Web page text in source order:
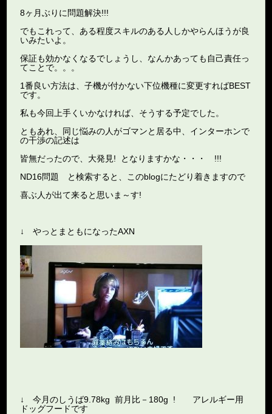
8ヶ月ぶりに問題解決!!!
でもこれって、ある程度スキルのある人しかやらんほうが良
いみたいよ。
保証も効かなくなるでしょうし、なんかあっても自己責任っ
てことで。。。
1番良い方法は、子機が付かない下位機種に変更すればBEST
です。
私も今回上手くいかなければ、そうする予定でした。
ともあれ、同じ悩みの人がゴマンと居る中、インターホンで
の干渉の記述は
皆無だったので、大発見! となりますかな・・・ !!!
ND16問題 と検索すると、このblogにたどり着きますので
喜ぶ人が出て来ると思いま～す!
↓ やっとまともになったAXN
↓ 今月のしうば9.78kg 前月比－180g ! アレルギー用
ドッグフードです